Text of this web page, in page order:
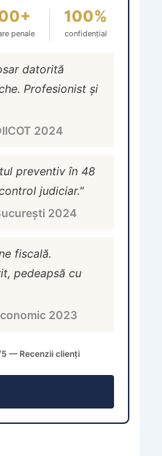
penale
100%
confidențial
datorită
Profesionist și
2024
preventiv în 48
judiciar."
2024
fiscală.
pedeapsă cu
2023
— Recenzii clienți